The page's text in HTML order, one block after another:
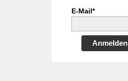
E-Mail*
Anmelden